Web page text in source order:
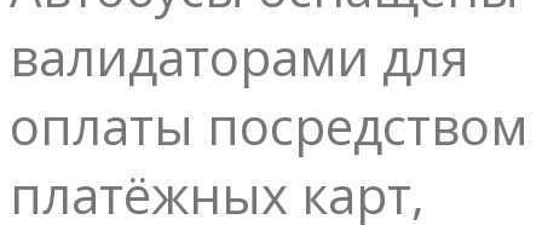
валидаторами для
оплаты посредством
платёжных карт,